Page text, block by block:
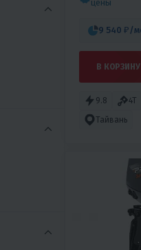
цены
9 540 ₽ /
В КОРЗИНУ
9.8 4T
Тайвань